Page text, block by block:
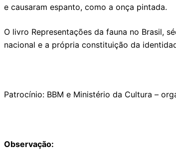
e causaram espanto, como a onça pintada.
O livro Representações da fauna no Brasil,
nacional e a própria constituição da
Patrocínio: BBM e Ministério da Cultura –
Observação: